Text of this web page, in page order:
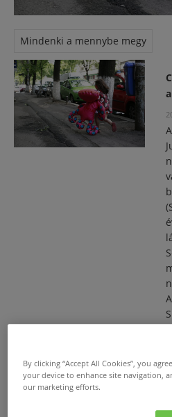
Mindenki a mennybe megy
By clicking “Accept All Cookies”, you
your device to enhance site navigation,
our marketing efforts.